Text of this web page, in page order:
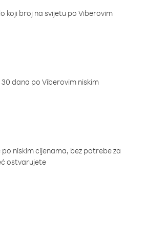
koji broj na svijetu po Viberovim
dana po Viberovim niskim
niskim cijenama, bez potrebe za
ostvarujete